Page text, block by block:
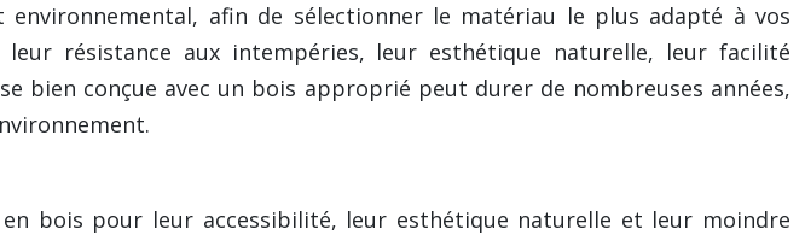
afin de sélectionner le matériau le plus adapté à vos
résistance aux intempéries, leur esthétique naturelle, leur facilité
bien conçue avec un bois approprié peut durer de nombreuses années,
bois pour leur accessibilité, leur esthétique naturelle et leur moindre